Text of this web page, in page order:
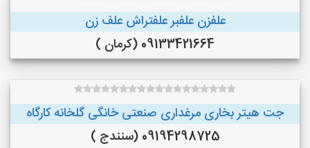
علفزن علفبر علفتراش علف زن
09133421664 (کرمان )
جت هیتر بخاری مرغداری صنعتی خانگی گلخانه کارگاه
09194298725 (سنندج )